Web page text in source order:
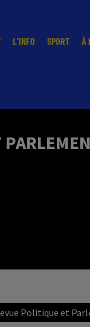
L'INFO SPORT À
Politique et